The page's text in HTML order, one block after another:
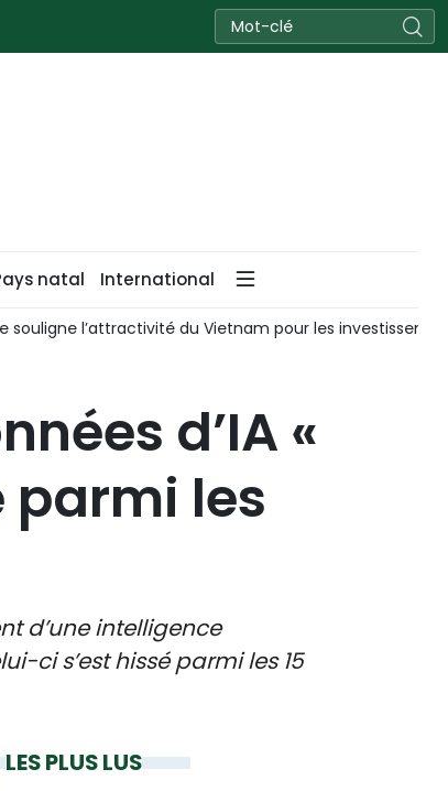
natal International
souligne l’attractivité du Vietnam pour les
d’IA «
parmi les
d’une intelligence
ci s’est hissé parmi les 15
LES PLUS LUS